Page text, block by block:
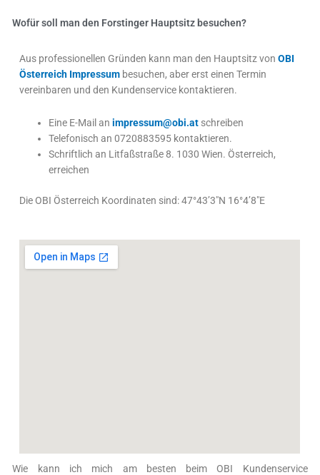
Wofür soll man den Forstinger Hauptsitz besuchen?
Aus professionellen Gründen kann man den Hauptsitz vonOBI
Österreich Impressum besuchen, aber erst einen Termin
vereinbaren und den Kundenservice kontaktieren.
Eine E-Mail animpressum@obi.at schreiben
Telefonisch an 0720883595 kontaktieren.
Schriftlich an Litfaßstraße 8. 1030 Wien. Österreich,
erreichen
Die OBI Österreich Koordinaten sind: 47°43’3″N 16°4’8″E
Wie kann ich mich am besten beim OBI Kundenservice